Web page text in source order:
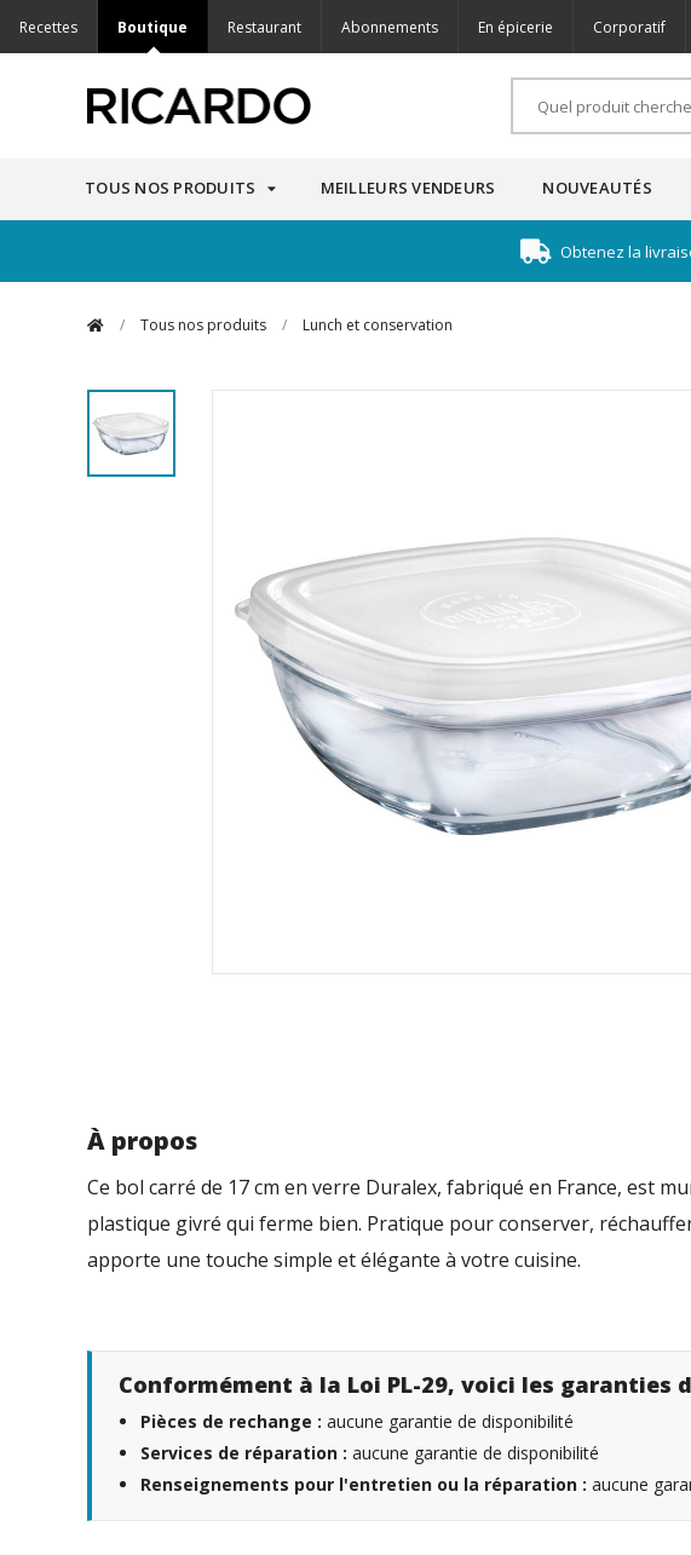
Recettes Boutique Restaurant Abonnements En épicerie Corporatif
TOUS NOS PRODUITS MEILLEURS VENDEURS NOUVEAUTÉS
Obtenez la
/ Tous nos produits / Lunch et conservation
À propos
Ce bol carré de 17 cm en verre Duralex, fabriqué en France, est
plastique givré qui ferme bien. Pratique pour conserver,
apporte une touche simple et élégante à votre cuisine.
Conformément à la Loi PL-29, voici les garanties
Pièces de rechange : aucune garantie de disponibilité
Services de réparation : aucune garantie de disponibilité
Renseignements pour l'entretien ou la réparation : aucune